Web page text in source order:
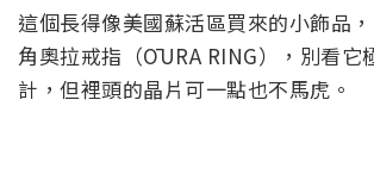
這個長得像美國蘇活區買來的小飾品
角奧拉戒指（ŌURA RING），別看它
計，但裡頭的晶片可一點也不馬虎。